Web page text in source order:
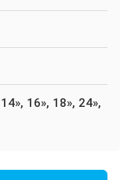
16», 18», 24»,